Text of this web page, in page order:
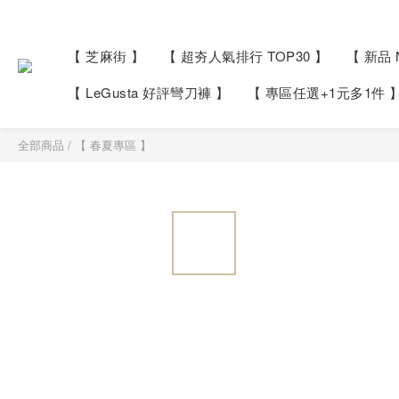
【 芝麻街 】 【 超夯人氣排行 TOP30 】
【 新
【 LeGusta 好評彎刀褲 】
【 專區任選+1元多1件
全部商品 / 【 春夏專區 】